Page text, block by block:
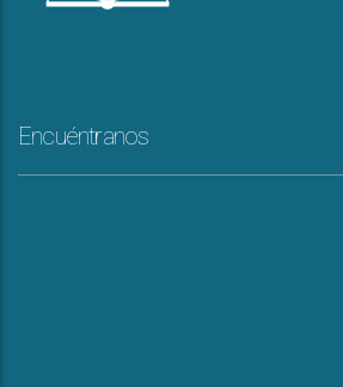
Encuéntranos